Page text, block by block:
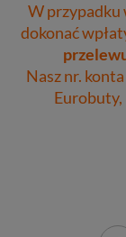
W przypadku
dokonać
Nasz nr. konta
Eurobuty,